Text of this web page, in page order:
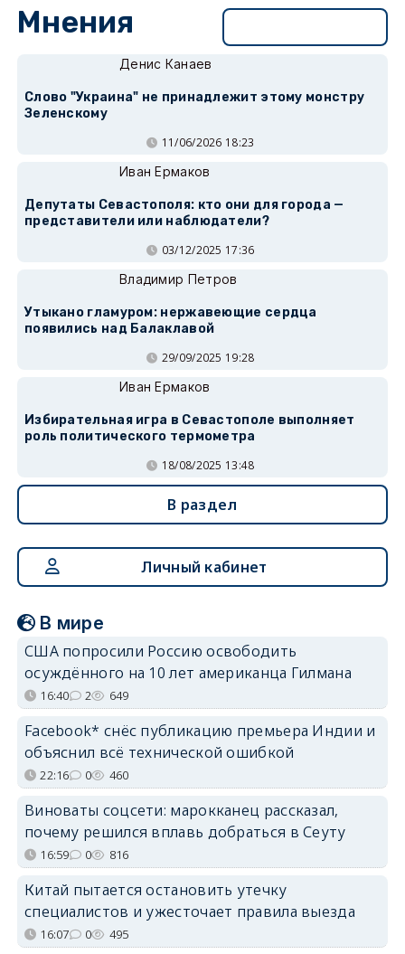
Мнения
Денис Канаев
Слово "Украина" не принадлежит этому монстру
Зеленскому
11/06/2026 18:23
Иван Ермаков
Депутаты Севастополя: кто они для города —
представители или наблюдатели?
03/12/2025 17:36
Владимир Петров
Утыкано гламуром: нержавеющие сердца
появились над Балаклавой
29/09/2025 19:28
Иван Ермаков
Избирательная игра в Севастополе выполняет
роль политического термометра
18/08/2025 13:48
В раздел
Личный кабинет
В мире
США попросили Россию освободить
осуждённого на 10 лет американца Гилмана
16:40 2 649
Facebook* снёс публикацию премьера Индии и
объяснил всё технической ошибкой
22:16 0 460
Виноваты соцсети: марокканец рассказал,
почему решился вплавь добраться в Сеуту
16:59 0 816
Китай пытается остановить утечку
специалистов и ужесточает правила выезда
16:07 0 495